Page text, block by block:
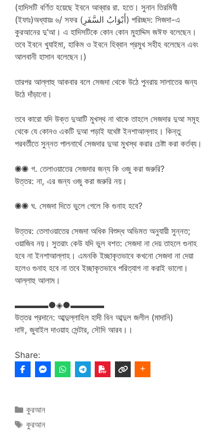
(হাদিসটি বর্ণিত হয়েছে ইবনে আব্বার রা. হতে। সুনান তিরমিযী
(ইফাঃ)অধ্যায়ঃ ৬/ সফর (أَبْوَابُ السَّفَرِ) পরিচ্ছদ: সিজদা-এ
কুরআনের দু’আ। এ হাদিসটিকে কোন কোন মুহাদ্দিস জঈফ বলেছেন।
তবে ইবনে খুযাইমা, হাকিম ও ইবনে হিব্বান প্রমুখ সহীহ বলেছেন এবং
আলবানী হাসান বলেছেন।)
তারপর আল্লাহু আকবার বলে সেজদা থেকে উঠে পুনরায় সালাতের জন্য
উঠে দাঁড়ানো।
তবে কারো যদি উক্ত দুআটি মুখস্থ না থাকে তাহলে সেজদার দুআ সমূহ
থেকে যে কোনও একটি দুআ পড়াই যথেষ্ট ইনশাআল্লাহ। কিন্তু
পরবর্তীতে সুন্নত পালনার্থে সেজদার দুআ মুখস্থ করার চেষ্টা করা কর্তব্য।
◉◉ গ. তেলাওয়াতের সেজদার জন্য কি ওজু করা জরুরি?
উত্তর: না, এর জন্য ওজু করা জরুরি নয়।
◉◉ ঘ. সেজদা দিতে ভুলে গেলে কি গুনাহ হবে?
উত্তর: তেলাওয়াতের সেজদা অধিক বিশুদ্ধ অভিমত অনুযায়ী সুন্নত;
ওয়াজিব নয়। সুতরাং কেউ যদি ভুল বশত: সেজদা না দেয় তাহলে গুনাহ
হবে না ইনশাআল্লাহ। এমনকি ইচ্ছাকৃতভাবে কখনো সেজদা না দেয়া
হলেও গুনাহ হবে না তবে ইচ্ছাকৃতভাবে পরিত্যাগ না করাই ভালো।
আল্লাহু আলাম।
▬▬▬▬●◈●▬▬▬▬
উত্তর প্রদানে: আব্দুল্লাহিল হাদী বিন আব্দুল জলীল (মাদানি)
দাঈ, জুবাইল দাওয়াহ সেন্টার, সৌদি আরব।।
Share:
Categories
কুরআন
Tags
কুরআন